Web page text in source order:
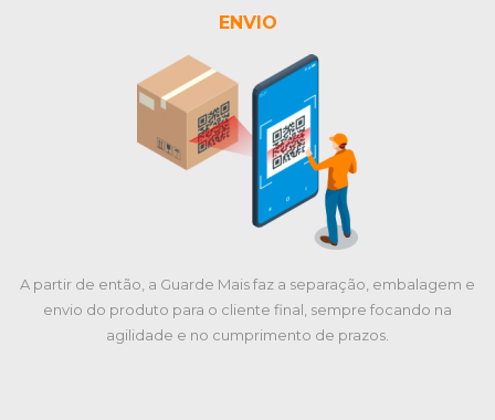
ENVIO
A partir de então, a Guarde Mais faz a separação, embalagem e
envio do produto para o cliente final, sempre focando na
agilidade e no cumprimento de prazos.